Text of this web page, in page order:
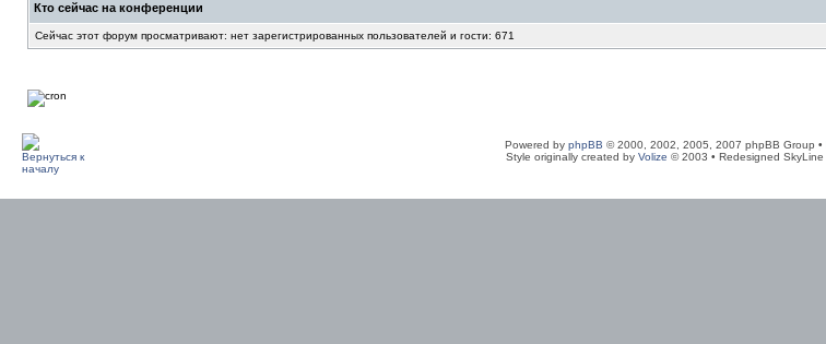
Кто сейчас на конференции
Сейчас этот форум просматривают: нет зарегистрированных пользователей и гости: 671
Powered by phpBB © 2000, 2002, 2005, 2007 phpBB Group •
Style originally created by Volize © 2003 • Redesigned SkyLine